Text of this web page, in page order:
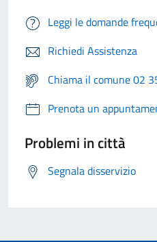
Leggi le domande
Richiedi Assistenza
Chiama il comune 02
Prenota un
Problemi in città
Segnala disservizio